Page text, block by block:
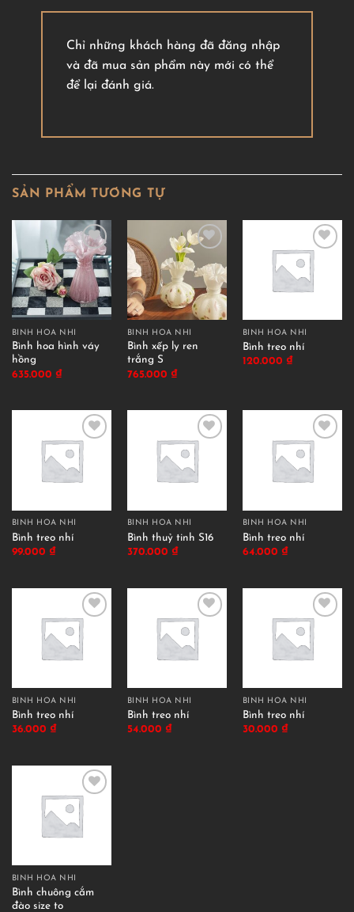
Chỉ những khách hàng đã đăng nhập
và đã mua sản phẩm này mới có thể
để lại đánh giá.
SẢN PHẨM TƯƠNG TỰ
BÌNH HOA NHÍ
Bình hoa hình váy
hồng
635.000 ₫
BÌNH HOA NHÍ
Bình xếp ly ren
trắng S
765.000 ₫
BÌNH HOA NHÍ
Bình treo nhí
120.000 ₫
BÌNH HOA NHÍ
Bình treo nhí
99.000 ₫
BÌNH HOA NHÍ
Bình thuỷ tinh S16
370.000 ₫
BÌNH HOA NHÍ
Bình treo nhí
64.000 ₫
BÌNH HOA NHÍ
Bình treo nhí
36.000 ₫
BÌNH HOA NHÍ
Bình treo nhí
54.000 ₫
BÌNH HOA NHÍ
Bình treo nhí
30.000 ₫
BÌNH HOA NHÍ
Bình chuông cắm
đào size to